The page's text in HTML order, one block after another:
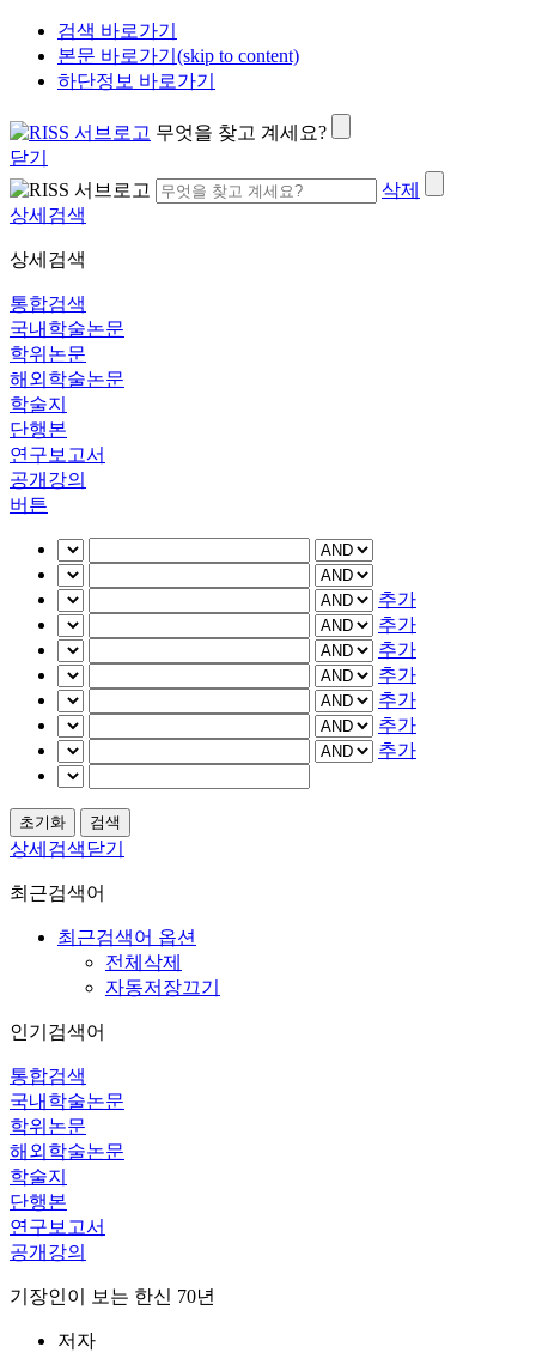
검색 바로가기
본문 바로가기(skip to content)
하단정보 바로가기
무엇을 찾고 계세요?
닫기
삭제
상세검색
상세검색
통합검색
국내학술논문
학위논문
해외학술논문
학술지
단행본
연구보고서
공개강의
버튼
추가
추가
추가
추가
추가
추가
추가
상세검색닫기
최근검색어
최근검색어 옵션
전체삭제
자동저장끄기
인기검색어
통합검색
국내학술논문
학위논문
해외학술논문
학술지
단행본
연구보고서
공개강의
기장인이 보는 한신 70년
저자